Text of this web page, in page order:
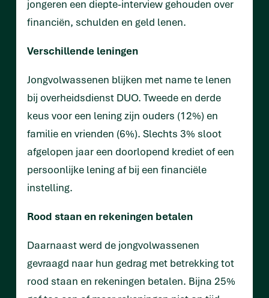
jongeren een diepte-interview gehouden over
financiën, schulden en geld lenen.
Verschillende leningen
Jongvolwassenen blijken met name te lenen
bij overheidsdienst DUO. Tweede en derde
keus voor een lening zijn ouders (12%) en
familie en vrienden (6%). Slechts 3% sloot
afgelopen jaar een doorlopend krediet of een
persoonlijke lening af bij een financiële
instelling.
Rood staan en rekeningen betalen
Daarnaast werd de jongvolwassenen
gevraagd naar hun gedrag met betrekking tot
rood staan en rekeningen betalen. Bijna 25%